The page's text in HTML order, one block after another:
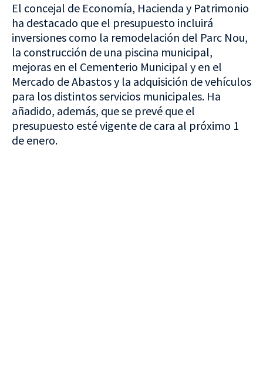
El concejal de Economía, Hacienda y Patrimonio
ha destacado que el presupuesto incluirá
inversiones como la remodelación del Parc Nou,
la construcción de una piscina municipal,
mejoras en el Cementerio Municipal y en el
Mercado de Abastos y la adquisición de vehículos
para los distintos servicios municipales. Ha
añadido, además, que se prevé que el
presupuesto esté vigente de cara al próximo 1
de enero.